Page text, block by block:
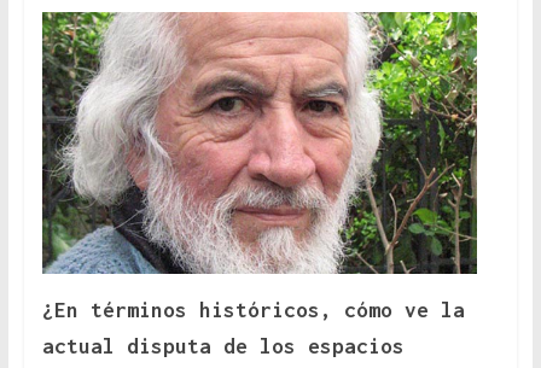
¿En términos históricos, cómo ve la
actual disputa de los espacios